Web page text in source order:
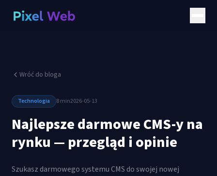
Wróć do bloga
Technologia 8 min2026-05-13
Najlepsze darmowe CMS-y na
rynku — przegląd i opinie
Szukasz darmowego systemu CMS do swojej nowej